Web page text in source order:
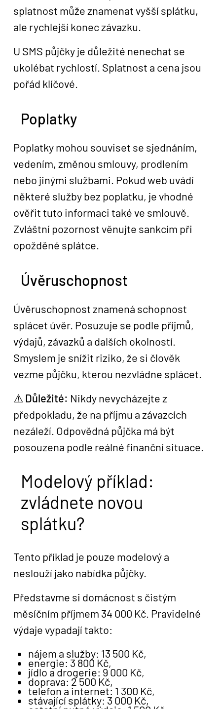
splatnost může znamenat vyšší splátku,
ale rychlejší konec závazku.
U SMS půjčky je důležité nenechat se
ukolébat rychlostí. Splatnost a cena jsou
pořád klíčové.
Poplatky
Poplatky mohou souviset se sjednáním,
vedením, změnou smlouvy, prodlením
nebo jinými službami. Pokud web uvádí
některé služby bez poplatku, je vhodné
ověřit tuto informaci také ve smlouvě.
Zvláštní pozornost věnujte sankcím při
opožděné splátce.
Úvěruschopnost
Úvěruschopnost znamená schopnost
splácet úvěr. Posuzuje se podle příjmů,
výdajů, závazků a dalších okolností.
Smyslem je snížit riziko, že si člověk
vezme půjčku, kterou nezvládne splácet.
⚠️ Důležité: Nikdy nevycházejte z
předpokladu, že na příjmu a závazcích
nezáleží. Odpovědná půjčka má být
posouzena podle reálné finanční situace.
Modelový příklad:
zvládnete novou
splátku?
Tento příklad je pouze modelový a
neslouží jako nabídka půjčky.
Představme si domácnost s čistým
měsíčním příjmem 34 000 Kč. Pravidelné
výdaje vypadají takto:
nájem a služby: 13 500 Kč,
energie: 3 800 Kč,
jídlo a drogerie: 9 000 Kč,
doprava: 2 500 Kč,
telefon a internet: 1 300 Kč,
stávající splátky: 3 000 Kč,